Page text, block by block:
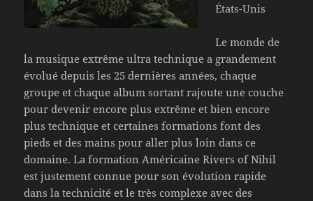
États-Unis
Le monde de
la musique extrême ultra technique a grandement
évolué depuis les 25 dernières années, chaque
groupe et chaque album sortant rajoute une couche
pour devenir encore plus extrême et bien encore
plus technique et certaines formations font des
pieds et des mains pour aller plus loin dans ce
domaine. La formation Américaine Rivers of Nihil
est justement connue pour son évolution rapide
dans la technicité et le très complexe avec des